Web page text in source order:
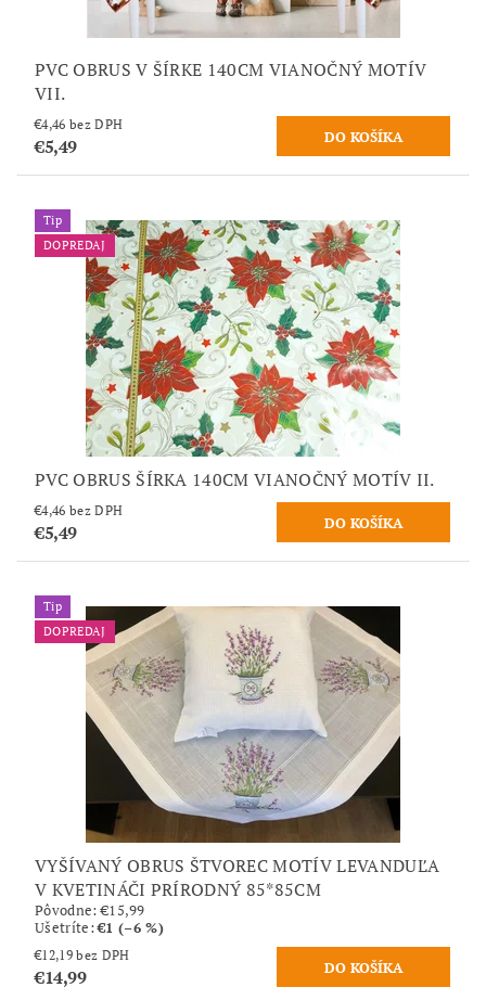
PVC OBRUS V ŠÍRKE 140CM VIANOČNÝ MOTÍV
VII.
€4,46 bez DPH
€5,49
Tip
DOPREDAJ
PVC OBRUS ŠÍRKA 140CM VIANOČNÝ MOTÍV II.
€4,46 bez DPH
€5,49
Tip
DOPREDAJ
VYŠÍVANÝ OBRUS ŠTVOREC MOTÍV LEVANDUĽA
V KVETINÁČI PRÍRODNÝ 85*85CM
Pôvodne:€15,99
Ušetríte:€1 (–6 %)
€12,19 bez DPH
€14,99